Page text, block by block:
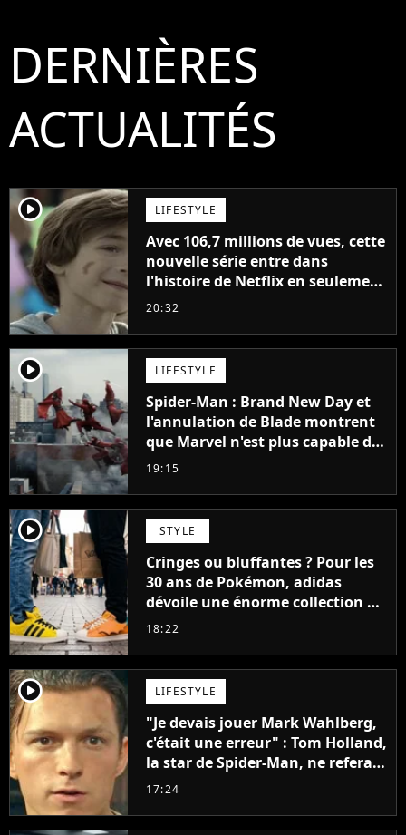
DERNIÈRES
ACTUALITÉS
player2 LIFESTYLE
Avec 106,7 millions de vues, cette
nouvelle série entre dans
l'histoire de Netflix en seulement
48 jours
20:32
player2 LIFESTYLE
Spider-Man : Brand New Day et
l'annulation de Blade montrent
que Marvel n'est plus capable de
faire quoi que ce soit de simple
19:15
player2 STYLE
Cringes ou bluffantes ? Pour les
30 ans de Pokémon, adidas
dévoile une énorme collection de
sneakers et je ne sais pas quoi en
18:22
player2 LIFESTYLE
"Je devais jouer Mark Wahlberg,
c'était une erreur" : Tom Holland,
la star de Spider-Man, ne referait
pas ce blockbuster
17:24